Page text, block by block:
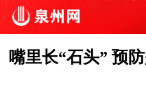
嘴里长“石头” 预